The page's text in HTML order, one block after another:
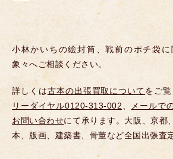
小林かいちの絵封筒、戦前のポチ袋
象々へご相談ください。
詳しくは古本の出張買取についてをご
リーダイヤル0120-313-002、
メールで
お問い合わせにて承ります。大阪、京都
本、版画、建築書、骨董など全国出張査